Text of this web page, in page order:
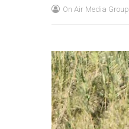
On Air Media Group